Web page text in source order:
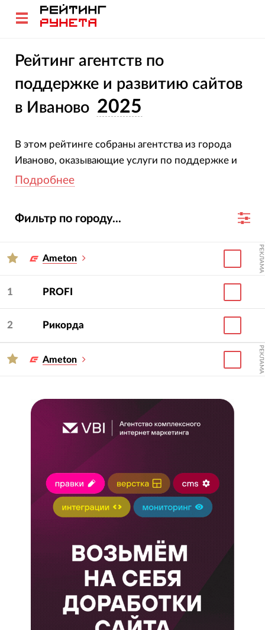
Рейтинг агентств по
поддержке и развитию сайтов
в Иваново 2025
В этом рейтинге собраны агентства из города
Иваново, оказывающие услуги по поддержке и
развитию сайтов.
больше у агентства клиентов (и особенно тех,
продвижении, чем больше выручка от услуги
«Поддержка и развитие сайта/веб-сервиса» (от
клиентов, которым никогда не оказывалась
услуга Сайт «под ключ»), чем дольше агентство в
среднем работает с клиентами, тем больше балл.
Для выбора оптимально подходящего для задачи
подрейтинги по странам, CMS/фреймворкам,
типам проектов и отраслям.
Подробнее
Фильтр по городу...
Ameton РЕКЛАМА
1 PROFI
2 Рикорда
Ameton РЕКЛАМА